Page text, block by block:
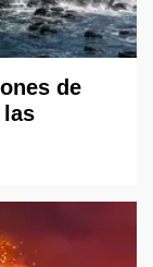
de
las